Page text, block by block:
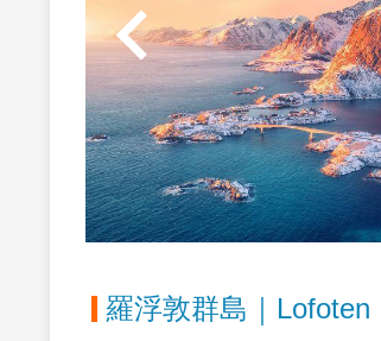
羅浮敦群島｜Lofoten